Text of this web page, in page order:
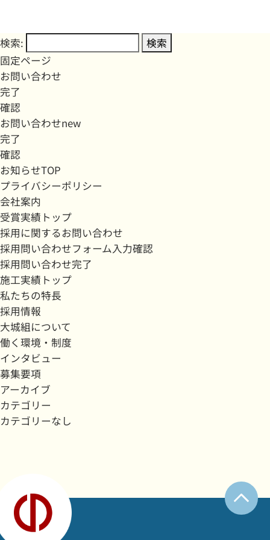
検索:
固定ページ
お問い合わせ
完了
確認
お問い合わせnew
完了
確認
お知らせTOP
プライバシーポリシー
会社案内
受賞実績トップ
採用に関するお問い合わせ
採用問い合わせフォーム入力確認
採用問い合わせ完了
施工実績トップ
私たちの特長
採用情報
大城組について
働く環境・制度
インタビュー
募集要項
アーカイブ
カテゴリー
カテゴリーなし